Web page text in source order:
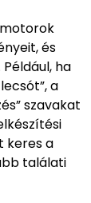
és
ha
a
szavakat
keres a
találati